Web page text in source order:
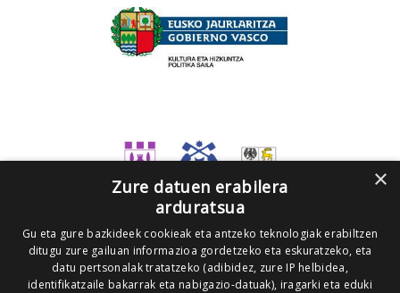
×
Zure datuen erabilera
arduratsua
Gu eta gure bazkideek cookieak eta antzeko teknologiak erabiltzen
ditugu zure gailuan informazioa gordetzeko eta eskuratzeko, eta
datu pertsonalak tratatzeko (adibidez, zure IP helbidea,
identifikatzaile bakarrak eta nabigazio-datuak), iragarki eta eduki